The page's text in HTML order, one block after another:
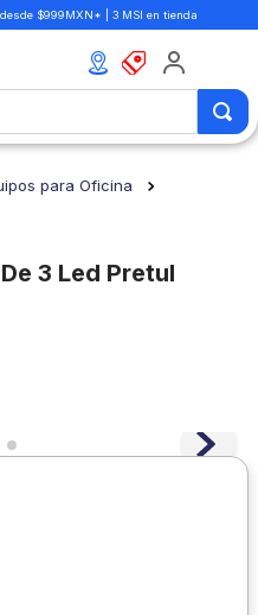
$999MXN* | 3 MSI en tienda
para Oficina
3 Led Pretul